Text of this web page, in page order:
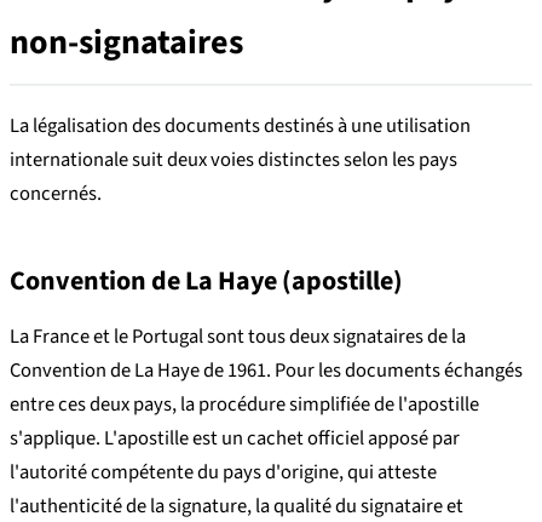
non-signataires
La légalisation des documents destinés à une utilisation
internationale suit deux voies distinctes selon les pays
concernés.
Convention de La Haye (apostille)
La France et le Portugal sont tous deux signataires de la
Convention de La Haye de 1961. Pour les documents échangés
entre ces deux pays, la procédure simplifiée de l'apostille
s'applique. L'apostille est un cachet officiel apposé par
l'autorité compétente du pays d'origine, qui atteste
l'authenticité de la signature, la qualité du signataire et